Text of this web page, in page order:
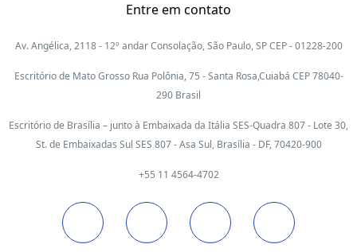
Entre em contato
Av. Angélica, 2118 - 12º andar Consolação, São Paulo, SP CEP - 01228-200
Escritório de Mato Grosso Rua Polônia, 75 - Santa Rosa,Cuiabá CEP 78040-
290 Brasil
Escritório de Brasília – junto à Embaixada da Itália SES-Quadra 807 - Lote 30,
St. de Embaixadas Sul SES 807 - Asa Sul, Brasília - DF, 70420-900
+55 11 4564-4702